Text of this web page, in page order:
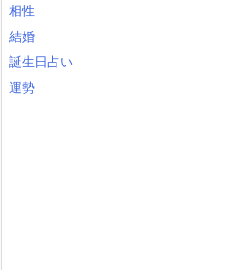
相性
結婚
誕生日占い
運勢